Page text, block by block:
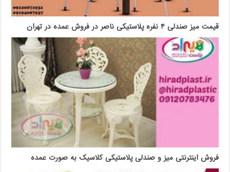
قیمت میز صندلی ۴ نفره پلاستیکی ناصر در فروش عمده در تهران
فروش اینترنتی میز و صندلی پلاستیکی کلاسیک به صورت عمده